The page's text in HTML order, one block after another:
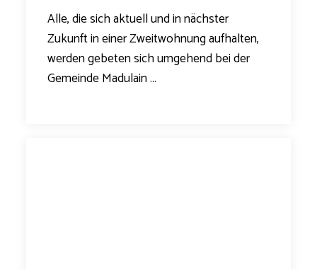
Alle, die sich aktuell und in nächster
Zukunft in einer Zweitwohnung aufhalten,
werden gebeten sich umgehend bei der
Gemeinde Madulain ...